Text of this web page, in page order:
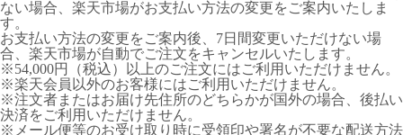
ない場合、楽天市場がお支払い方法の変更をご案内いたしま
す。
お支払い方法の変更をご案内後、7日間変更いただけない場
合、楽天市場が自動でご注文をキャンセルいたします。
※54,000円（税込）以上のご注文にはご利用いただけません。
※楽天会員以外のお客様にはご利用いただけません。
※注文者またはお届け先住所のどちらかが国外の場合、後払い
決済をご利用いただけません。
※メール便等のお受け取り時に受領印や署名が不要な配送方法